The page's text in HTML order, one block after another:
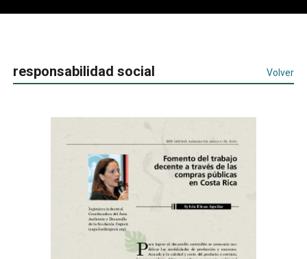
responsabilidad social Volver